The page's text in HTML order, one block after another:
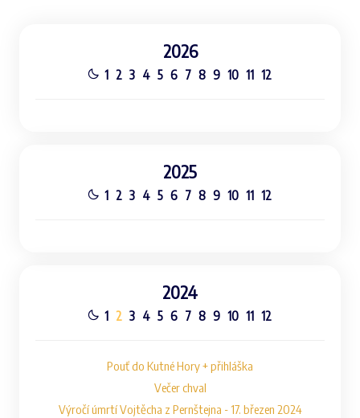
2026
1 2 3 4 5 6 7 8 9 10 11 12
2025
1 2 3 4 5 6 7 8 9 10 11 12
2024
1 2 3 4 5 6 7 8 9 10 11 12
Pouť do Kutné Hory + přihláška
Večer chval
Výročí úmrtí Vojtěcha z Pernštejna - 17. březen 2024